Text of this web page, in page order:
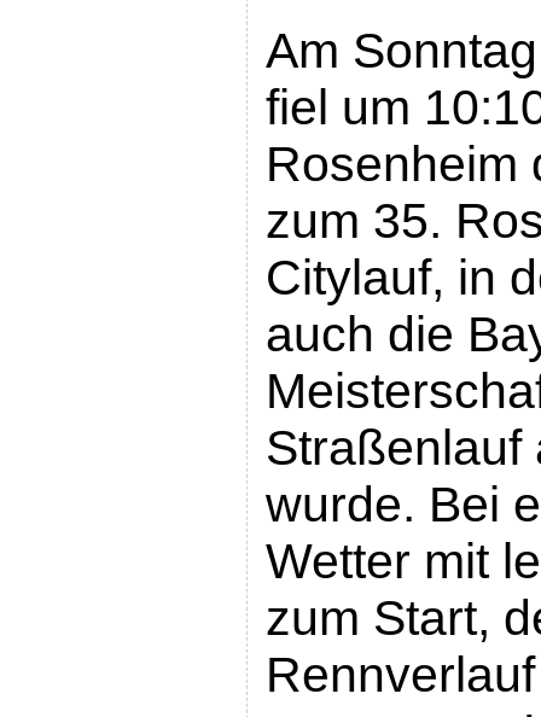
Am
fiel um
Rosenheim
zum 35.
Citylauf, in
auch die
Straßenlauf
wurde. Bei
Wetter mit
zum Start,